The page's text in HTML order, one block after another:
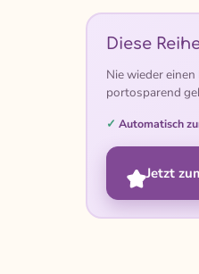
Diese
Nie wieder
portosparend
Automatisch
Jetzt